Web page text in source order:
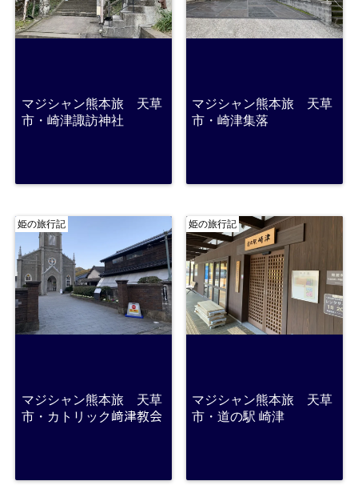
マジシャン熊本旅 天草
市・崎津諏訪神社
マジシャン熊本旅 天草
市・崎津集落
姫の旅行記
マジシャン熊本旅 天草
市・カトリック﨑津教会
姫の旅行記
マジシャン熊本旅 天草
市・道の駅 崎津